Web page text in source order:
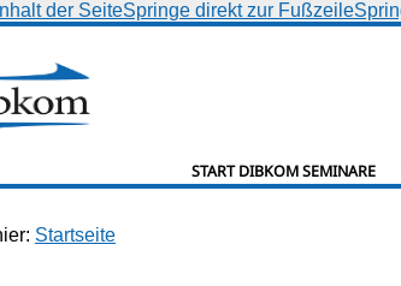
der SeiteSpringe direkt zur Fußzeile
START DIBKOM SEMINARE
Startseite